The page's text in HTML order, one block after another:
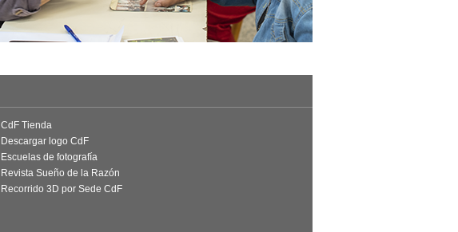
CdF Tienda
Descargar logo CdF
Escuelas de fotografía
Revista Sueño de la Razón
Recorrido 3D por Sede CdF